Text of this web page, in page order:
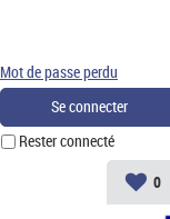
Rester connecté
Mot de passe perdu
0